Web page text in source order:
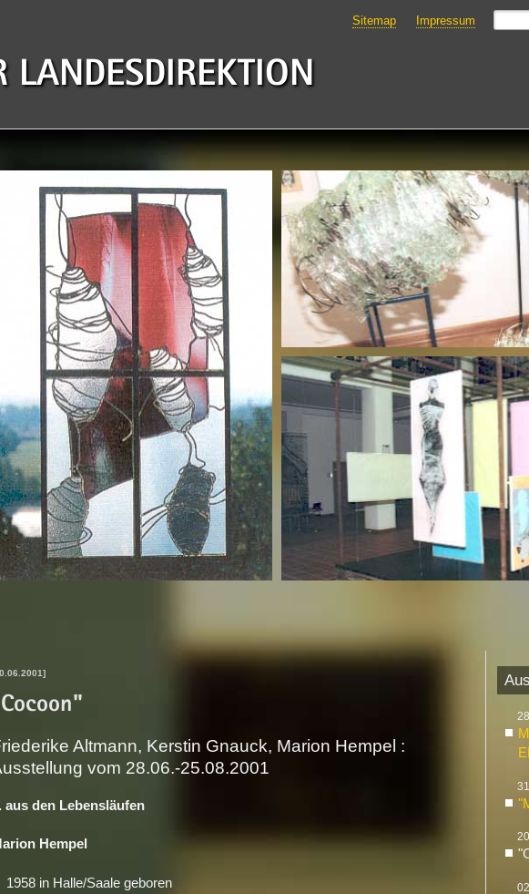
Sitemap Impressum
LANDESDIREKTION
Altmann, Kerstin Gnauck, Marion Hempel :
vom 28.06.-25.08.2001
aus den Le­bens­läu­fen
Hem­pel
1958 in Hal­le/Saa­le ge­bo­ren